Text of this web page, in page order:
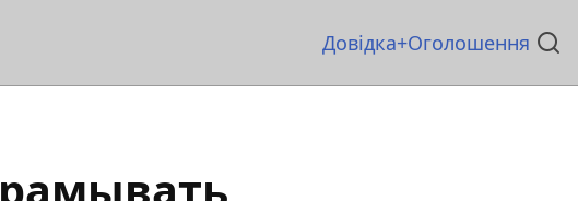
Основна
Довідка Оголошення